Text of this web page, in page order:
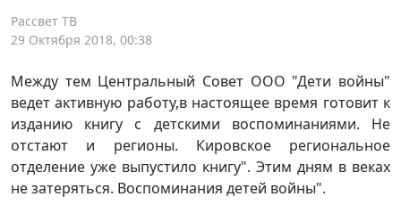
Рассвет ТВ
29 Октября 2018, 00:38
Между тем Центральный Совет ООО "Дети войны"
ведет активную работу,в настоящее время готовит к
изданию книгу с детскими воспоминаниями. Не
отстают и регионы. Кировское региональное
отделение уже выпустило книгу". Этим дням в веках
не затеряться. Воспоминания детей войны".